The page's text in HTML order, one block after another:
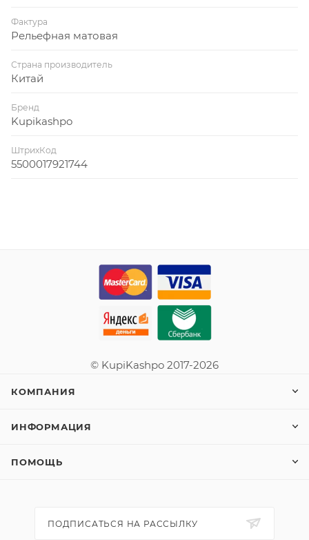
Фактура
Рельефная матовая
Страна производитель
Китай
Бренд
Kupikashpo
ШтрихКод
5500017921744
© KupiKashpo 2017-2026
КОМПАНИЯ
ИНФОРМАЦИЯ
ПОМОЩЬ
ПОДПИСАТЬСЯ НА РАССЫЛКУ